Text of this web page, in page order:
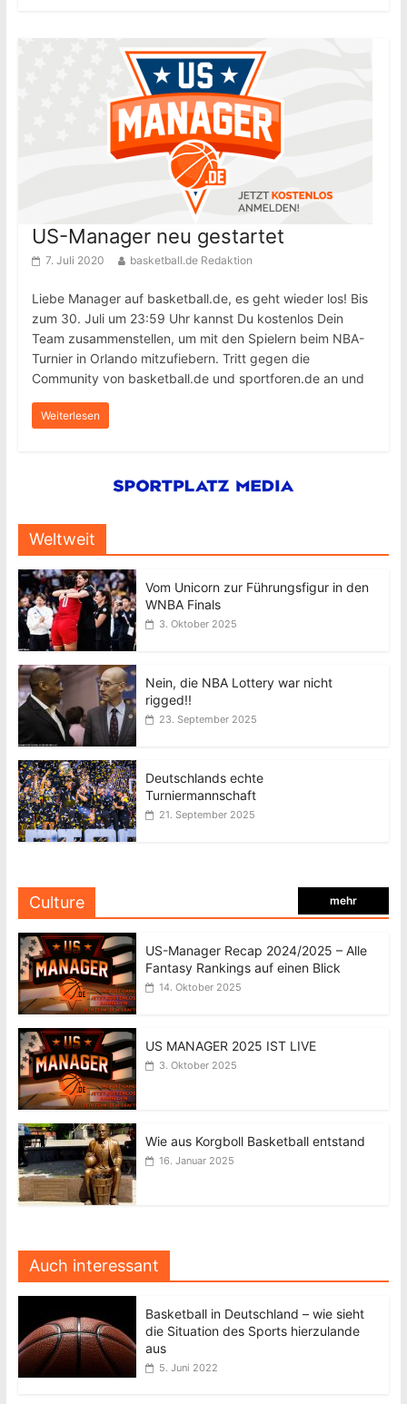
US-Manager neu gestartet
7. Juli 2020 basketball.de Redaktion
Liebe Manager auf basketball.de, es geht wieder los! Bis
zum 30. Juli um 23:59 Uhr kannst Du kostenlos Dein
Team zusammenstellen, um mit den Spielern beim NBA-
Turnier in Orlando mitzufiebern. Tritt gegen die
Community von basketball.de und sportforen.de an und
Weiterlesen
Weltweit
Vom Unicorn zur Führungsfigur in den
WNBA Finals
3. Oktober 2025
Nein, die NBA Lottery war nicht
rigged!!
23. September 2025
Deutschlands echte
Turniermannschaft
21. September 2025
Culture mehr
US-Manager Recap 2024/2025 – Alle
Fantasy Rankings auf einen Blick
14. Oktober 2025
US MANAGER 2025 IST LIVE
3. Oktober 2025
Wie aus Korgboll Basketball entstand
16. Januar 2025
Auch interessant
Basketball in Deutschland – wie sieht
die Situation des Sports hierzulande
aus
5. Juni 2022